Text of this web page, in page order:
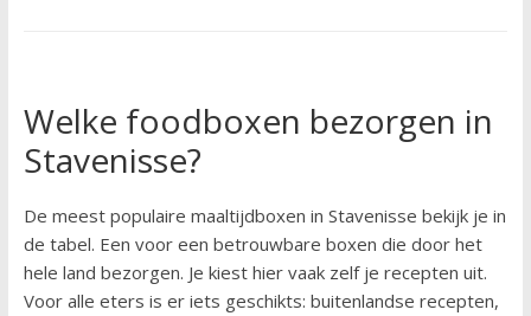
Welke foodboxen bezorgen in
Stavenisse?
De meest populaire maaltijdboxen in Stavenisse bekijk je in
de tabel. Een voor een betrouwbare boxen die door het
hele land bezorgen. Je kiest hier vaak zelf je recepten uit.
Voor alle eters is er iets geschikts: buitenlandse recepten,